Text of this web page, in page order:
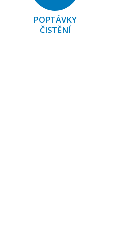
POPTÁVKY
ČISTĚNÍ